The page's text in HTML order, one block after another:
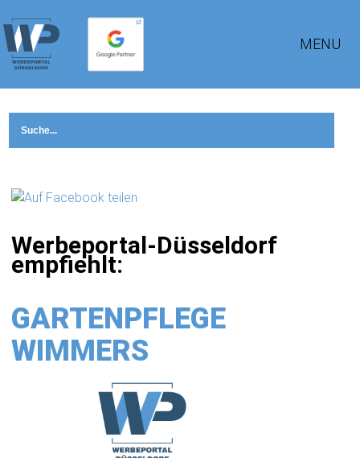
MENU
Werbeportal-Düsseldorf
empfiehlt:
GARTENPFLEGE
WIMMERS